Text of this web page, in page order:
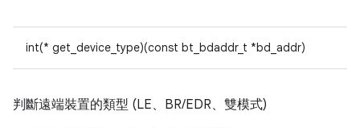
int(* get_device_type)(const bt_bdaddr_t *bd_addr)
判斷遠端裝置的類型 (LE、BR/EDR、雙模式)